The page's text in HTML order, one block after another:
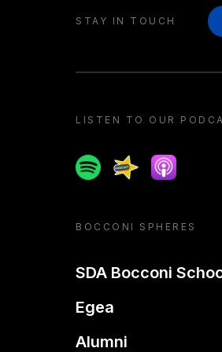
STAY IN TOUCH
LISTEN TO OUR
SpotifySpreaker
Apple
BOCCONI SPHERES
SDA Bocconi
Egea
Alumni